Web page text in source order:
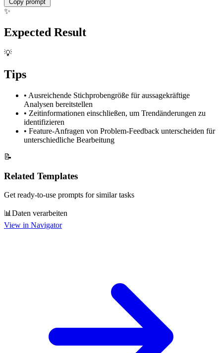
Copy prompt
✨
Expected Result
💡
Tips
• Ausreichende Stichprobengröße für aussagekräftige
Analysen bereitstellen
• Zeitinformationen einschließen, um Trendänderungen zu
identifizieren
• Feature-Anfragen von Problem-Feedback unterscheiden für
unterschiedliche Bearbeitung
📝
Related Templates
Get ready-to-use prompts for similar tasks
📊 Daten verarbeiten
View in Navigator